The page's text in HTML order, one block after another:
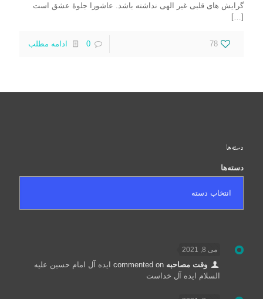
گرایش های قلبی غیر الهی نداشته باشد. عاشورا جلوهٔ عشق است
[…]
78
0 ادامه مطلب
دسته‌ها
دسته‌ها
می 8, 2021
وقت مصاحبه commented on
ایده آل امام حسین علیه
السلام ایده آل خداست